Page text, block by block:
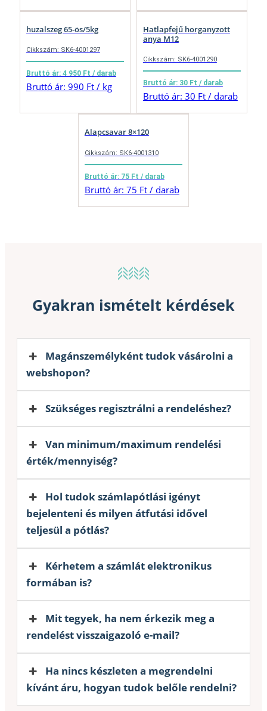
huzalszeg 65-ös/5kg
Cikkszám: SK6-4001297
Bruttó ár: 4 950 Ft / darab
Bruttó ár: 990 Ft / kg
Hatlapfejű horganyzott
anya M12
Cikkszám: SK6-4001290
Bruttó ár: 30 Ft / darab
Bruttó ár: 30 Ft / darab
Alapcsavar 8×120
Cikkszám: SK6-4001310
Bruttó ár: 75 Ft / darab
Bruttó ár: 75 Ft / darab
Gyakran ismételt kérdések
Magánszemélyként tudok vásárolni a
webshopon?
Szükséges regisztrálni a rendeléshez?
Van minimum/maximum rendelési
érték/mennyiség?
Hol tudok számlapótlási igényt
bejelenteni és milyen átfutási idővel
teljesül a pótlás?
Kérhetem a számlát elektronikus
formában is?
Mit tegyek, ha nem érkezik meg a
rendelést visszaigazoló e-mail?
Ha nincs készleten a megrendelni
kívánt áru, hogyan tudok belőle rendelni?